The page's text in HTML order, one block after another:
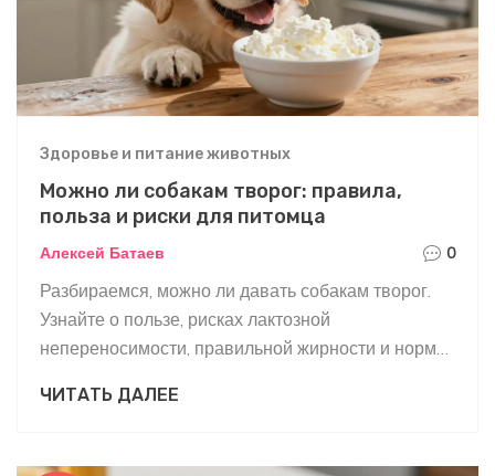
Здоровье и питание животных
Можно ли собакам творог: правила,
польза и риски для питомца
Алексей Батаев 0
Разбираемся, можно ли давать собакам творог.
Узнайте о пользе, рисках лактозной
непереносимости, правильной жирности и нормах
ЧИТАТЬ ДАЛЕЕ